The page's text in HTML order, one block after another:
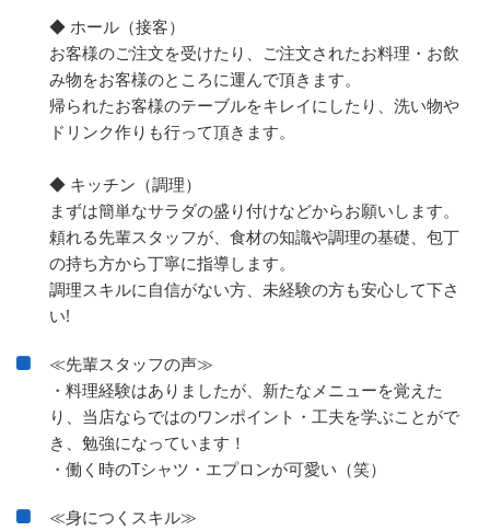
◆ ホール（接客）
お客様のご注文を受けたり、ご注文されたお料理・お飲
み物をお客様のところに運んで頂きます。
帰られたお客様のテーブルをキレイにしたり、洗い物や
ドリンク作りも行って頂きます。
◆ キッチン（調理）
まずは簡単なサラダの盛り付けなどからお願いします。
頼れる先輩スタッフが、食材の知識や調理の基礎、包丁
の持ち方から丁寧に指導します。
調理スキルに自信がない方、未経験の方も安心して下さ
い!
≪先輩スタッフの声≫
・料理経験はありましたが、新たなメニューを覚えた
り、当店ならではのワンポイント・工夫を学ぶことがで
き、勉強になっています！
・働く時のTシャツ・エプロンが可愛い（笑）
≪身につくスキル≫